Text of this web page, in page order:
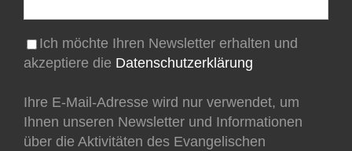
Ich möchte Ihren Newsletter erhalten und
akzeptiere die Datenschutzerklärung
Ihre E-Mail-Adresse wird nur verwendet, um
Ihnen unseren Newsletter und Informationen
über die Aktivitäten des Evangelischen